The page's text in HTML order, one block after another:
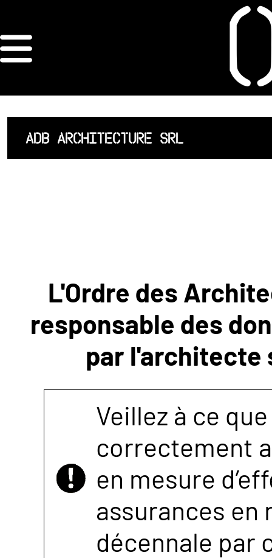
ORDRE DES
ARCHITECTES
ACCUEIL
LISTE DES
NOUS
CONTACTER
ADB ARCHITECTURE SRL
L'Ordre des
responsable des
par l'architecte
Veillez à ce
correctement
en mesure
assurances
décennale par